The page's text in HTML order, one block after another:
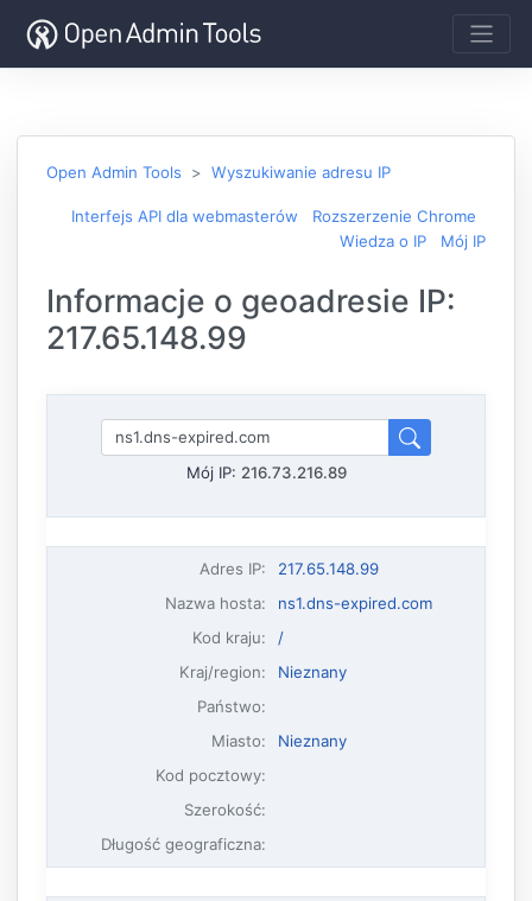
Open Admin Tools Wyszukiwanie adresu IP
Interfejs API dla webmasterów
Rozszerzenie Chrome
Wiedza o IP
Mój IP
Informacje o geoadresie IP:
217.65.148.99
Mój IP: 216.73.216.89
Adres IP:
217.65.148.99
Nazwa hosta:
ns1.dns-expired.com
Kod kraju:
/
Kraj/region:
Nieznany
Państwo:
Miasto:
Nieznany
Kod pocztowy:
Szerokość:
Długość geograficzna: